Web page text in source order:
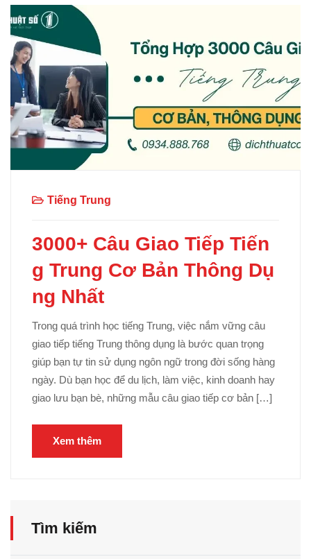
Tiếng Trung
3000+ Câu Giao Tiếp Tiến
g Trung Cơ Bản Thông Dụ
ng Nhất
Trong quá trình học tiếng Trung, việc nắm vững câu
giao tiếp tiếng Trung thông dụng là bước quan trọng
giúp bạn tự tin sử dụng ngôn ngữ trong đời sống hàng
ngày. Dù bạn học để du lịch, làm việc, kinh doanh hay
giao lưu bạn bè, những mẫu câu giao tiếp cơ bản […]
Xem thêm
Tìm kiếm